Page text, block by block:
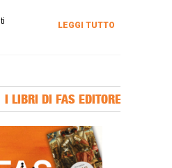
LEGGI TUTTO
I LIBRI DI FAS EDITORE